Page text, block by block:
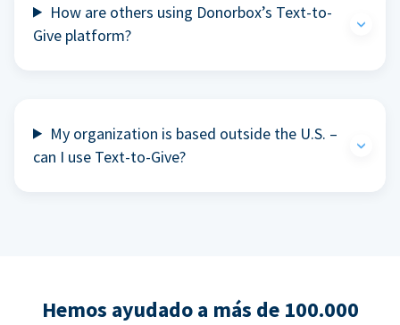
How are others using Donorbox’s Text-to-
Give platform?
My organization is based outside the U.S. –
can I use Text-to-Give?
Hemos ayudado a más de 100.000